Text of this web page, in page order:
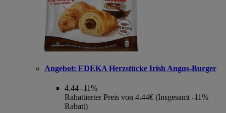
Angebot: EDEKA Herzstücke Irish Angus-Burger
4.44 -11%
Rabattierter Preis von 4.44€ (Insgesamt -11%
Rabatt)